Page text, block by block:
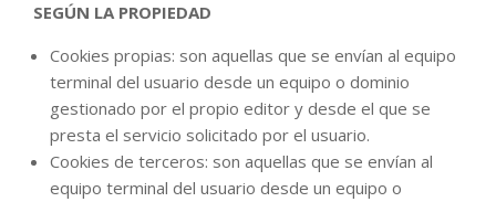
SEGÚN LA PROPIEDAD
Cookies propias: son aquellas que se envían al equipo
terminal del usuario desde un equipo o dominio
gestionado por el propio editor y desde el que se
presta el servicio solicitado por el usuario.
Cookies de terceros: son aquellas que se envían al
equipo terminal del usuario desde un equipo o